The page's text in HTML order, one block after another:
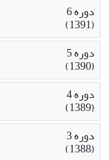
دوره 6
(1391)
دوره 5
(1390)
دوره 4
(1389)
دوره 3
(1388)